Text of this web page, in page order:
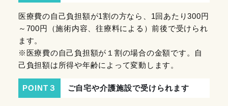
医療費の自己負担額が1割の方なら、1回あたり300円
～700円（施術内容、往療料による）前後で受けられ
ます。
※医療費の自己負担額が１割の場合の金額です。自
己負担額は所得や年齢によって変動します。
POINT３ ご自宅や介護施設で受けられます